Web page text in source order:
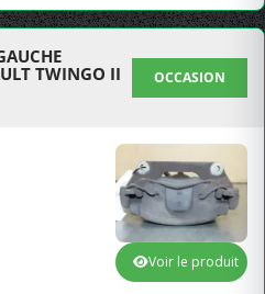
TWINGO II
OCCASION
Voir le produit